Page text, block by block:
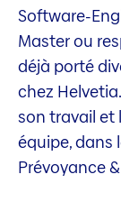
Software-
Master ou
déjà porté
chez
son travail et
équipe, dans
Prévoyance